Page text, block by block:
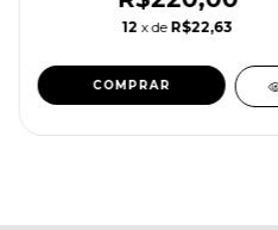
12 x de R$22,63